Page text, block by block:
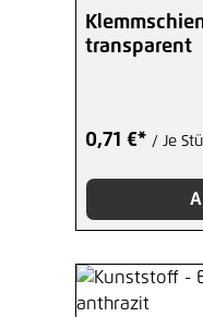
transparent
0,71 €* / Je